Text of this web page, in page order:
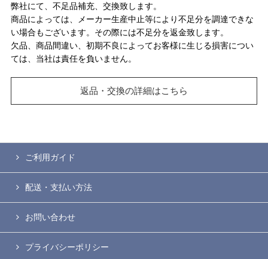
弊社にて、不足品補充、交換致します。
商品によっては、メーカー生産中止等により不足分を調達できな
い場合もございます。その際には不足分を返金致します。
欠品、商品間違い、初期不良によってお客様に生じる損害につい
ては、当社は責任を負いません。
返品・交換の詳細はこちら
ご利用ガイド
配送・支払い方法
お問い合わせ
プライバシーポリシー